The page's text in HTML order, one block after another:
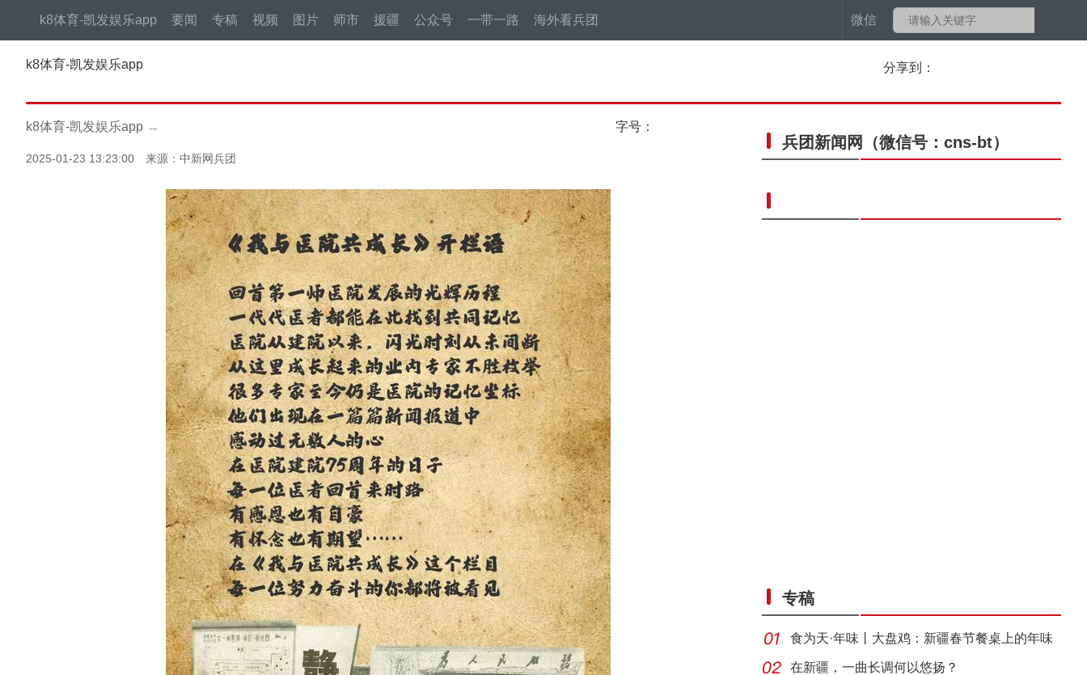
微信
k8体育-凯发娱乐app 要闻 专稿 视频 图片 师市 援疆 公众号 一带一路 海外看兵团
k8体育-凯发娱乐app 分享到：
k8体育-凯发娱乐app → 字号：
2025-01-23 13:23:00 来源：中新网兵团
兵团新闻网 （微信号：cns-bt）
专稿
食为天·年味丨大盘鸡：新疆春节餐桌上的年味
担当
在新疆，一曲长调何以悠扬？